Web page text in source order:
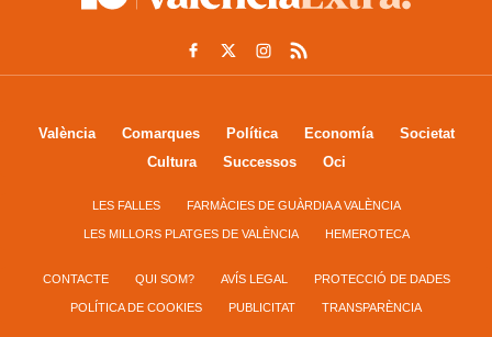
València Comarques Política Economía
Societat
Cultura
Successos Oci
LES FALLES FARMÀCIES DE GUÀRDIA A VALÈNCIA
LES MILLORS PLATGES DE VALÈNCIA HEMEROTECA
CONTACTE QUI SOM? AVÍS LEGAL PROTECCIÓ DE DADES
POLÍTICA DE COOKIES PUBLICITAT TRANSPARÈNCIA